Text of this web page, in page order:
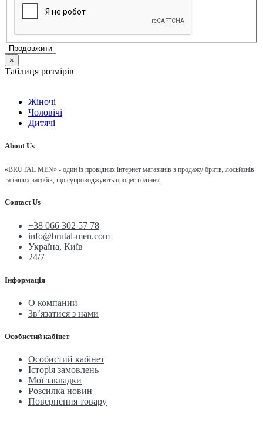
Продовжити
×
Таблиця розмірів
Жіночі
Чоловічі
Дитячі
About Us
«BRUTAL MEN» - один із провідних інтернет магазинів з продажу бритв, лосьйонів
та інших засобів, що супроводжують процес гоління.
Contact Us
+38 066 302 57 78
info@brutal-men.com
Україна, Київ
24/7
Інформація
О компании
Зв’язатися з нами
Особистий кабінет
Особистий кабінет
Історія замовлень
Мої закладки
Розсилка новин
Повернення товару